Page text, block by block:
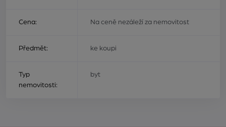
Cena: Na ceně nezáleží za nemovitost
Předmět: ke koupi
Typ
nemovitosti:
byt